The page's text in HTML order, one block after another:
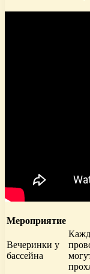
Мероприятие
Вечеринки у
бассейна